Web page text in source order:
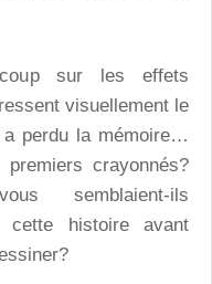
sur les effets
visuellement le
perdu la mémoire…
crayonnés?
semblaient-ils
cette histoire avant